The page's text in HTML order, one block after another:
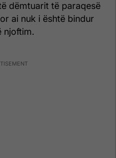
dëmtuarit të paraqesë
ai nuk i është bindur
njoftim.